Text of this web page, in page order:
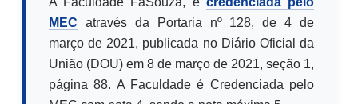
MEC através da Portaria nº 128, de 4 de
março de 2021, publicada no Diário Oficial da
União (DOU) em 8 de março de 2021, seção 1,
página 88. A Faculdade é Credenciada pelo